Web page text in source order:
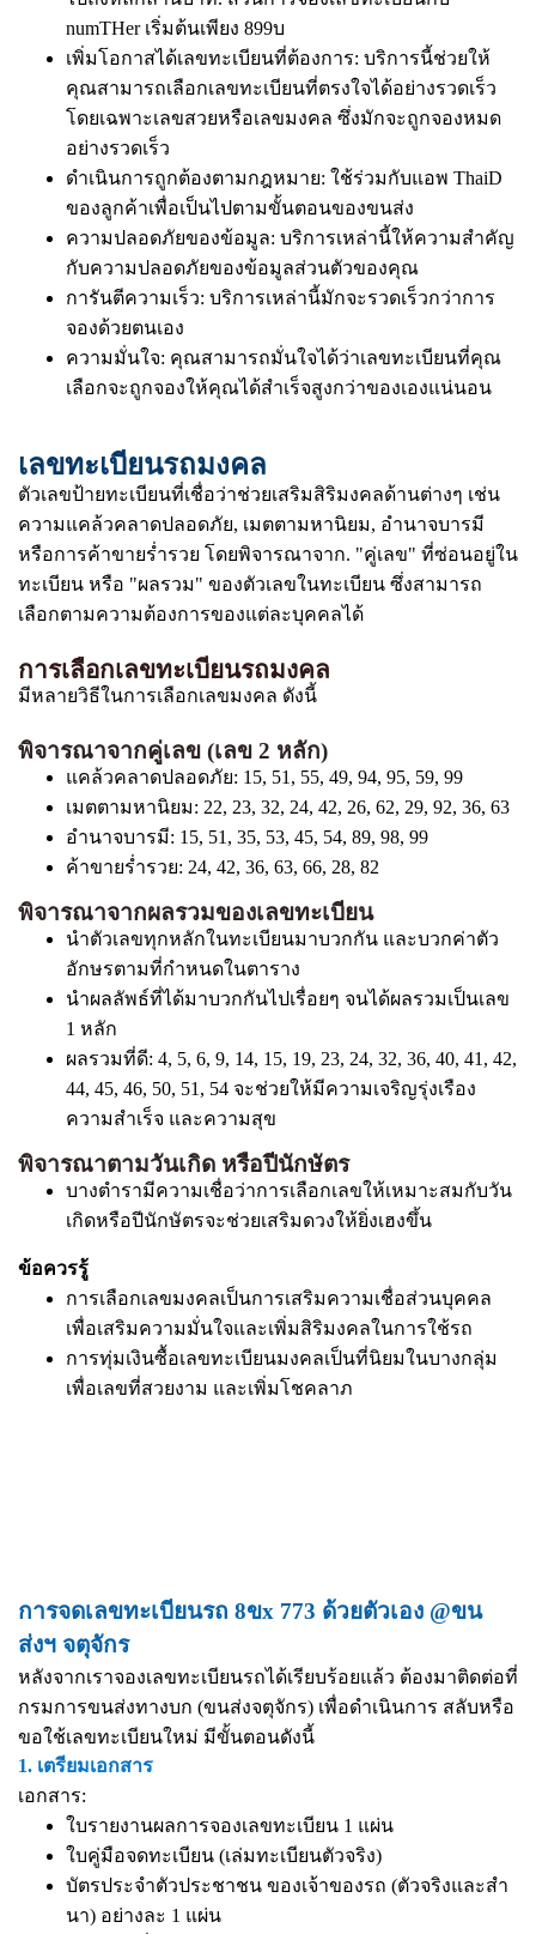
numTHer เริ่มต้นเพียง 899บ
เพิ่มโอกาสได้เลขทะเบียนที่ต้องการ: บริการนี้ช่วยให้
คุณสามารถเลือกเลขทะเบียนที่ตรงใจได้อย่างรวดเร็ว
โดยเฉพาะเลขสวยหรือเลขมงคล ซึ่งมักจะถูกจองหมด
อย่างรวดเร็ว
ดำเนินการถูกต้องตามกฎหมาย: ใช้ร่วมกับแอพ ThaiD
ของลูกค้าเพื่อเป็นไปตามขั้นตอนของขนส่ง
ความปลอดภัยของข้อมูล: บริการเหล่านี้ให้ความสำคัญ
กับความปลอดภัยของข้อมูลส่วนตัวของคุณ
การันตีความเร็ว: บริการเหล่านี้มักจะรวดเร็วกว่าการ
จองด้วยตนเอง
ความมั่นใจ: คุณสามารถมั่นใจได้ว่าเลขทะเบียนที่คุณ
เลือกจะถูกจองให้คุณได้สำเร็จสูงกว่าของเองแน่นอน
เลขทะเบียนรถมงคล
ตัวเลขป้ายทะเบียนที่เชื่อว่าช่วยเสริมสิริมงคลด้านต่างๆ เช่น
ความแคล้วคลาดปลอดภัย, เมตตามหานิยม, อำนาจบารมี
หรือการค้าขายร่ำรวย โดยพิจารณาจาก. "คู่เลข" ที่ซ่อนอยู่ใน
ทะเบียน หรือ "ผลรวม" ของตัวเลขในทะเบียน ซึ่งสามารถ
เลือกตามความต้องการของแต่ละบุคคลได้
การเลือกเลขทะเบียนรถมงคล
มีหลายวิธีในการเลือกเลขมงคล ดังนี้
พิจารณาจากคู่เลข (เลข 2 หลัก)
แคล้วคลาดปลอดภัย: 15, 51, 55, 49, 94, 95, 59, 99
เมตตามหานิยม: 22, 23, 32, 24, 42, 26, 62, 29, 92, 36, 63
อำนาจบารมี: 15, 51, 35, 53, 45, 54, 89, 98, 99
ค้าขายร่ำรวย: 24, 42, 36, 63, 66, 28, 82
พิจารณาจากผลรวมของเลขทะเบียน
นำตัวเลขทุกหลักในทะเบียนมาบวกกัน และบวกค่าตัว
อักษรตามที่กำหนดในตาราง
นำผลลัพธ์ที่ได้มาบวกกันไปเรื่อยๆ จนได้ผลรวมเป็นเลข
1 หลัก
ผลรวมที่ดี: 4, 5, 6, 9, 14, 15, 19, 23, 24, 32, 36, 40, 41, 42,
44, 45, 46, 50, 51, 54 จะช่วยให้มีความเจริญรุ่งเรือง
ความสำเร็จ และความสุข
พิจารณาตามวันเกิด หรือปีนักษัตร
บางตำรามีความเชื่อว่าการเลือกเลขให้เหมาะสมกับวัน
เกิดหรือปีนักษัตรจะช่วยเสริมดวงให้ยิ่งเฮงขึ้น
ข้อควรรู้
การเลือกเลขมงคลเป็นการเสริมความเชื่อส่วนบุคคล
เพื่อเสริมความมั่นใจและเพิ่มสิริมงคลในการใช้รถ
การทุ่มเงินซื้อเลขทะเบียนมงคลเป็นที่นิยมในบางกลุ่ม
เพื่อเลขที่สวยงาม และเพิ่มโชคลาภ
การจดเลขทะเบียนรถ 8ขx 773 ด้วยตัวเอง @ขน
ส่งฯ จตุจักร
หลังจากเราจองเลขทะเบียนรถได้เรียบร้อยแล้ว ต้องมาติดต่อที่
กรมการขนส่งทางบก (ขนส่งจตุจักร) เพื่อดำเนินการ สลับหรือ
ขอใช้เลขทะเบียนใหม่ มีขั้นตอนดังนี้
1. เตรียมเอกสาร
เอกสาร:
ใบรายงานผลการจองเลขทะเบียน 1 แผ่น
ใบคู่มือจดทะเบียน (เล่มทะเบียนตัวจริง)
บัตรประจำตัวประชาชน ของเจ้าของรถ (ตัวจริงและสำ
นา) อย่างละ 1 แผ่น